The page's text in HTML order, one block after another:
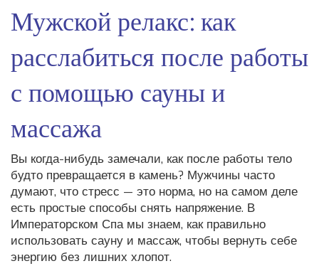
Мужской релакс: как
расслабиться после работы
с помощью сауны и
массажа
Вы когда-нибудь замечали, как после работы тело
будто превращается в камень? Мужчины часто
думают, что стресс — это норма, но на самом деле
есть простые способы снять напряжение. В
Императорском Спа мы знаем, как правильно
использовать сауну и массаж, чтобы вернуть себе
энергию без лишних хлопот.